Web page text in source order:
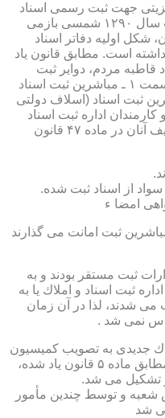
جهت ثبت رسمی اسناد
مراجعان، به قانون ثبت اسناد مصوب سال ۱۲۹۰ شمسی بازمی
شكل اولیه دفاتر اسناد
است. مطابق قانون یاد
مردم، دوایر ثبت
اسناد به عنوان نهادی دولتی، از دو قسمت ۱ ـ مباشرین ثبت اسناد
ثبت اسناد (اسلاف دولتی
اداره ثبت اسناد
واملاك محسوب می گردیدند كه وظایف آنان در ماده ۴۷ قانون
از اسناد ثبت شده.
امضا ء
ثبت امانت می گذارند
ثبت مستقر بودند و به
ثبت اسناد و املاك یا به
می شدند، لذا در آن زمان
نمی شد .
و املاك جدیدی به تصویب كمیسیون
عدلیه مجلس شورای ملی رسید كه مطابق ماده ۵ قانون یاد شده،
تشكیل می شد.
شعبه و توسط چندین مأمور
شد